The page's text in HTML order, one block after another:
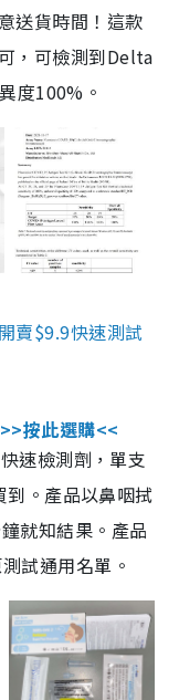
送貨時間！這款
，可檢測到Delta
度100%。
賣$9.9快速測試
>>按此選購<<
速檢測劑，單支
。產品以鼻咽拭
就知結果。產品
試通用名單。